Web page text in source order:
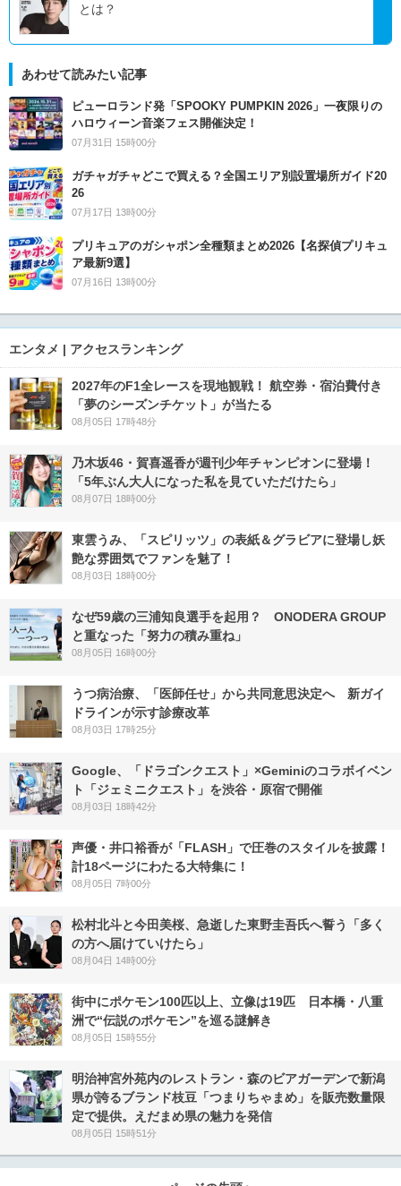
とは？
あわせて読みたい記事
ピューロランド発「SPOOKY PUMPKIN 2026」一夜限りの
ハロウィーン音楽フェス開催決定！
07月31日 15時00分
ガチャガチャどこで買える？全国エリア別設置場所ガイド20
26
07月17日 13時00分
プリキュアのガシャポン全種類まとめ2026【名探偵プリキュ
ア最新9選】
07月16日 13時00分
エンタメ | アクセスランキング
2027年のF1全レースを現地観戦！ 航空券・宿泊費付き
「夢のシーズンチケット」が当たる
08月05日 17時48分
乃木坂46・賀喜遥香が週刊少年チャンピオンに登場！
「5年ぶん大人になった私を見ていただけたら」
08月07日 18時00分
東雲うみ、「スピリッツ」の表紙＆グラビアに登場し妖
艶な雰囲気でファンを魅了！
08月03日 18時00分
なぜ59歳の三浦知良選手を起用？ ONODERA GROUP
と重なった「努力の積み重ね」
08月05日 16時00分
うつ病治療、「医師任せ」から共同意思決定へ 新ガイ
ドラインが示す診療改革
08月03日 17時25分
Google、「ドラゴンクエスト」×Geminiのコラボイベン
ト「ジェミニクエスト」を渋谷・原宿で開催
08月03日 18時42分
声優・井口裕香が「FLASH」で圧巻のスタイルを披露！
計18ページにわたる大特集に！
08月05日 7時00分
松村北斗と今田美桜、急逝した東野圭吾氏へ誓う「多く
の方へ届けていけたら」
08月04日 14時00分
街中にポケモン100匹以上、立像は19匹 日本橋・八重
洲で“伝説のポケモン”を巡る謎解き
08月05日 15時55分
明治神宮外苑内のレストラン・森のビアガーデンで新潟
県が誇るブランド枝豆「つまりちゃまめ」を販売数量限
定で提供。えだまめ県の魅力を発信
08月05日 15時51分